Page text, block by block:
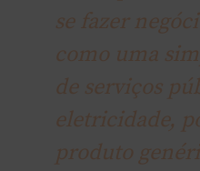
se fazer
como uma
de serviços
eletricidade,
produto